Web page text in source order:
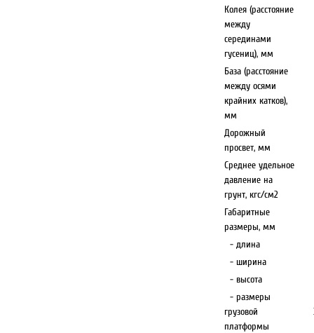
Колея (расстояние
между
серединами
гусениц), мм
База (расстояние
между осями
крайних катков),
мм
Дорожный
просвет, мм
Среднее удельное
давление на
грунт, кгс/см2
Габаритные
размеры, мм
- длина
- ширина
- высота
- размеры
грузовой
платформы